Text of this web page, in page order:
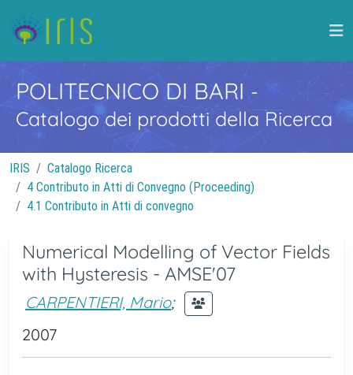
POLITECNICO DI BARI -
Catalogo dei prodotti della Ricerca
IRIS
Catalogo Ricerca
4 Contributo in Atti di Convegno (Proceeding)
4.1 Contributo in Atti di convegno
Numerical Modelling of Vector Fields
with Hysteresis - AMSE'07
CARPENTIERI, Mario;
2007